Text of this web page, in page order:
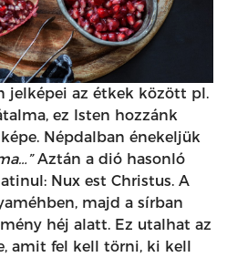
jelképei az étkek között pl.
ez Isten hozzánk
Népdalban énekeljük
Aztán a dió hasonló
Nux est Christus. A
majd a sírban
héj alatt. Ez utalhat az
amit fel kell törni, ki kell